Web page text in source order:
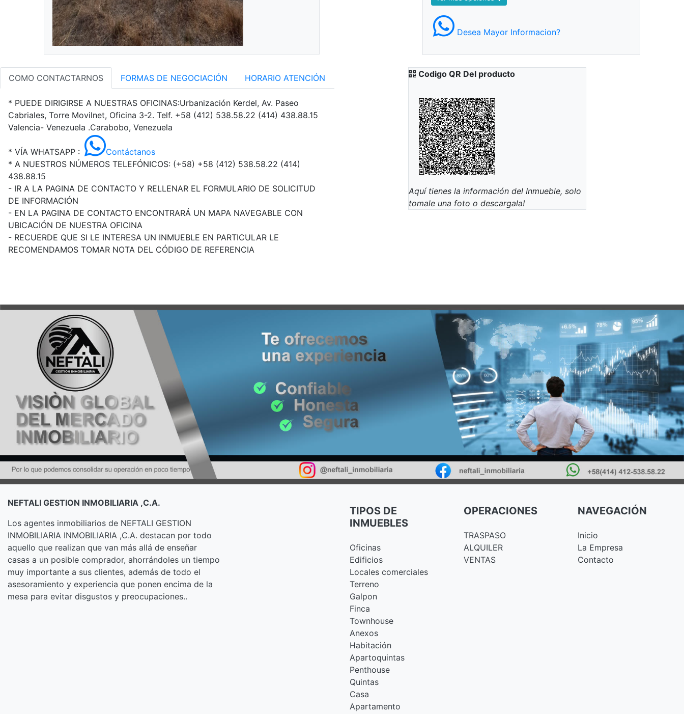
Desea Mayor Informacion?
COMO CONTACTARNOS FORMAS DE NEGOCIACIÓN HORARIO ATENCIÓN
* PUEDE DIRIGIRSE A NUESTRAS OFICINAS:Urbanización Kerdel, Av. Paseo
Cabriales, Torre Movilnet, Oficina 3-2. Telf. +58 (412) 538.58.22 (414) 438.88.15
Valencia- Venezuela .Carabobo, Venezuela
* VÍA WHATSAPP :
Contáctanos
* A NUESTROS NÚMEROS TELEFÓNICOS: (+58) +58 (412) 538.58.22 (414)
438.88.15
- IR A LA PAGINA DE CONTACTO Y RELLENAR EL FORMULARIO DE SOLICITUD
DE INFORMACIÓN
- EN LA PAGINA DE CONTACTO ENCONTRARÁ UN MAPA NAVEGABLE CON
UBICACIÓN DE NUESTRA OFICINA
- RECUERDE QUE SI LE INTERESA UN INMUEBLE EN PARTICULAR LE
RECOMENDAMOS TOMAR NOTA DEL CÓDIGO DE REFERENCIA
Codigo QR Del producto
Aquí tienes la información del Inmueble, solo
tomale una foto o descargala!
NEFTALI GESTION INMOBILIARIA ,C.A.
Los agentes inmobiliarios de NEFTALI GESTION
INMOBILIARIA INMOBILIARIA ,C.A. destacan por todo
aquello que realizan que van más allá de enseñar
casas a un posible comprador, ahorrándoles un tiempo
muy importante a sus clientes, además de todo el
asesoramiento y experiencia que ponen encima de la
mesa para evitar disgustos y preocupaciones..
TIPOS DE
INMUEBLES
Oficinas
Edificios
Locales comerciales
Terreno
Galpon
Finca
Townhouse
Anexos
Habitación
Apartoquintas
Penthouse
Quintas
Casa
Apartamento
OPERACIONES
TRASPASO
ALQUILER
VENTAS
NAVEGACIÓN
Inicio
La Empresa
Contacto